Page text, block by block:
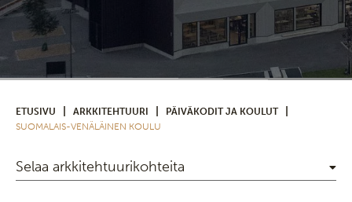
ETUSIVU ARKKITEHTUURI PÄIVÄKODIT JA KOULUT
SUOMALAIS-VENÄLÄINEN KOULU
Selaa arkkitehtuurikohteita